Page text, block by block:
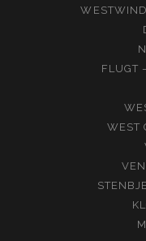
FLUGT
WEST